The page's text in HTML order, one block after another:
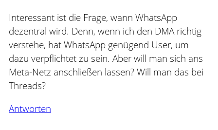
Interessant ist die Frage, wann WhatsApp
dezentral wird. Denn, wenn ich den DMA richtig
verstehe, hat WhatsApp genügend User, um
dazu verpflichtet zu sein. Aber will man sich ans
Meta-Netz anschließen lassen? Will man das bei
Threads?
Antworten